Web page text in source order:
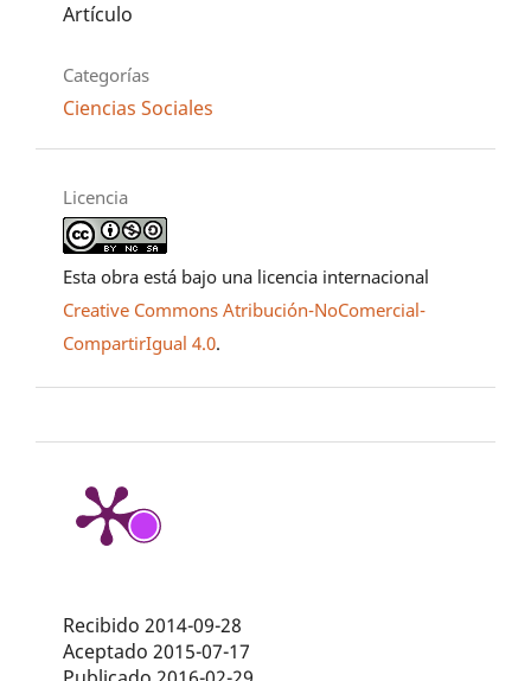
Artículo
Categorías
Ciencias Sociales
Licencia
Esta obra está bajo una licencia internacional
Creative Commons Atribución-NoComercial-
CompartirIgual 4.0.
Recibido 2014-09-28
Aceptado 2015-07-17